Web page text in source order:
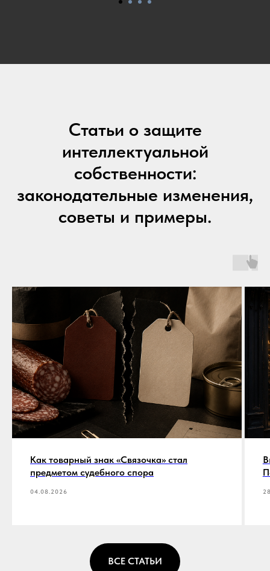
Статьи о защите
интеллектуальной
собственности:
законодательные изменения,
советы и примеры.
Как товарный знак «Связочка» стал
предметом судебного спора
04.08.2026
ВСЕ СТАТЬИ